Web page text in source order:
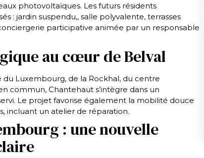
photovoltaïques. Les futurs résidents
: jardin suspendu,, salle polyvalente, terrasses
participative animée par un responsable
au cœur de Belval
Luxembourg, de la Rockhal, du centre
commun, Chantehaut s’intègre dans un
Le projet favorise également la mobilité douce
incluant un atelier de réparation.
: une nouvelle